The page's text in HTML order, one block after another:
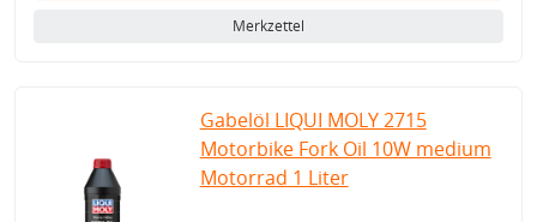
Merkzettel
Gabelöl LIQUI MOLY 2715
Motorbike Fork Oil 10W medium
Motorrad 1 Liter